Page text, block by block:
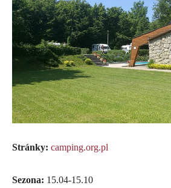
Stránky: camping.org.pl
Sezona: 15.04-15.10